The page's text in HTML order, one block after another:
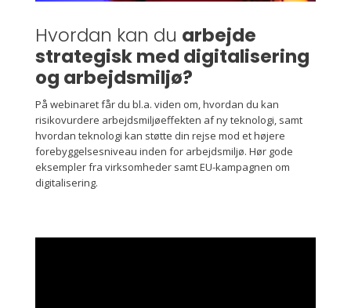
Hvordan kan du arbejde
strategisk med digitalisering
og arbejdsmiljø?
På webinaret får du bl.a. viden om, hvordan du kan
risikovurdere arbejdsmiljøeffekten af ny teknologi, samt
hvordan teknologi kan støtte din rejse mod et højere
forebyggelsesniveau inden for arbejdsmiljø. Hør gode
eksempler fra virksomheder samt EU-kampagnen om
digitalisering.